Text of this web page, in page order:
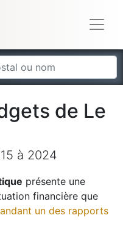
de Le
à 2024
présente une
financière que
un des rapports